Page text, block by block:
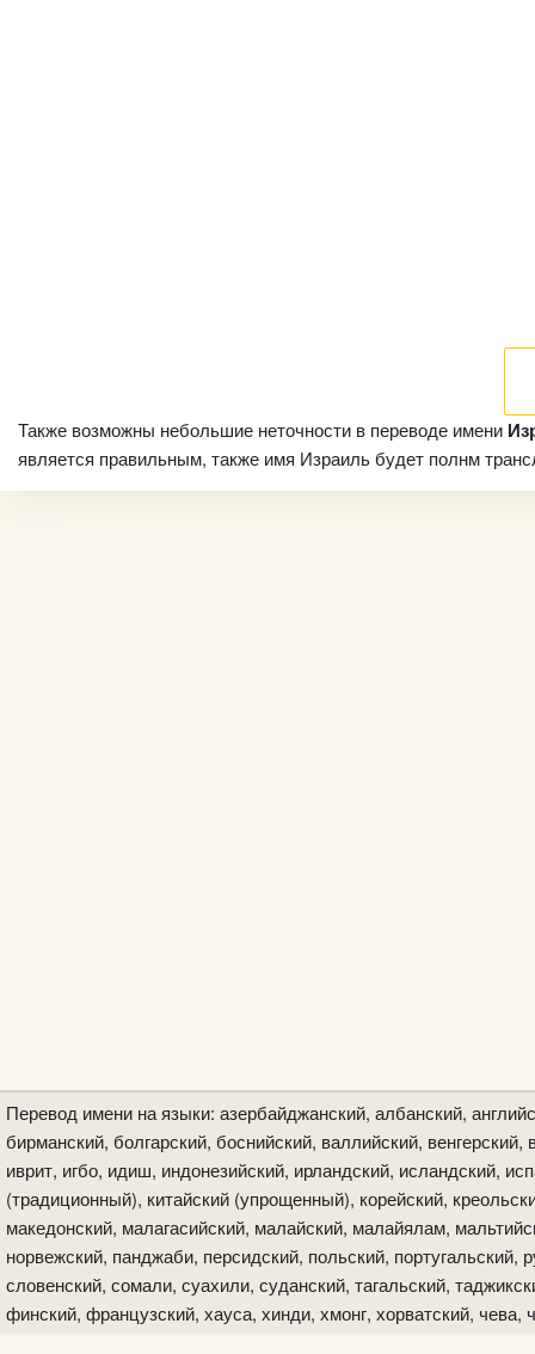
Также возможны небольшие неточности в переводе имени
является правильным, также имя Израиль будет полнм
Перевод имени на языки: азербайджанский, албанский,
бирманский, болгарский, боснийский, валлийский, венгерский,
иврит, игбо, идиш, индонезийский, ирландский, исландский,
(традиционный), китайский (упрощенный), корейский,
македонский, малагасийский, малайский, малайялам,
норвежский, панджаби, персидский, польский, португальский,
словенский, сомали, суахили, суданский, тагальский,
финский, французский, хауса, хинди, хмонг, хорватский,